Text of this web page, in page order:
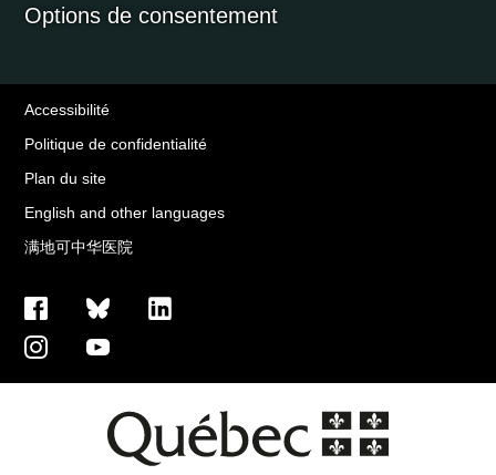
Options de consentement
Accessibilité
Politique de confidentialité
Plan du site
English and other languages
满地可中华医院